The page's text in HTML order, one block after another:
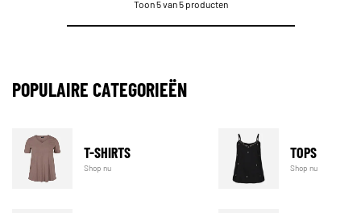
Toon 5 van 5 producten
POPULAIRE CATEGORIEËN
T-SHIRTS
Shop nu
TOPS
Shop nu